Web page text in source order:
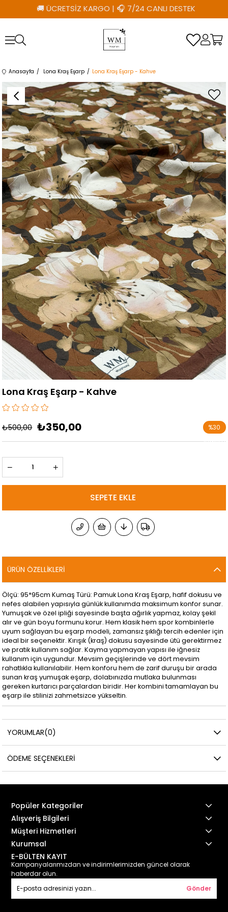
🚚 ÜCRETSİZ KARGO | 🎧 7/24 CANLI DESTEK
Anasayfa Lona Kraş Eşarp Lona Kraş Eşarp - Kahve
Lona Kraş Eşarp - Kahve
₺500,00 ₺350,00 %30
İndirim
ÜRÜN ÖZELLIKLERI
Ölçü: 95*95cm Kumaş Türü: Pamuk Lona Kraş Eşarp, hafif dokusu ve
nefes alabilen yapısıyla günlük kullanımda maksimum konfor sunar.
Yumuşak ve özel ipliği sayesinde başta ağırlık yapmaz, kolay şekil
alır ve gün boyu formunu korur. Hem klasik hem spor kombinlerle
uyum sağlayan bu eşarp modeli, zamansız şıklığı tercih edenler için
ideal bir seçenektir. Kırışık (kraş) dokusu sayesinde ütü gerektirmez
ve pratik kullanım sağlar. Kayma yapmayan yapısı ile iğnesiz
kullanım için uygundur. Mevsim geçişlerinde ve dört mevsim
rahatlıkla kullanılabilir. Hem konforu hem de zarif duruşu bir arada
sunan kraş yumuşak eşarp, dolabınızda mutlaka bulunması
gereken kurtarıcı parçalardan biridir. Her kombini tamamlayan bu
eşarp ile stilinizi zahmetsizce yükseltin.
YORUMLAR(0)
ÖDEME SEÇENEKLERI
Popüler Kategoriler
Alışveriş Bilgileri
Müşteri Hizmetleri
Kurumsal
E-BÜLTEN KAYIT
Kampanyalarımızdan ve indirimlerimizden güncel olarak
haberdar olun.
Gönder